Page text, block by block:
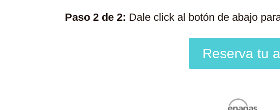
Paso 2 de 2: Dale click al botón de abajo
Reserva tu